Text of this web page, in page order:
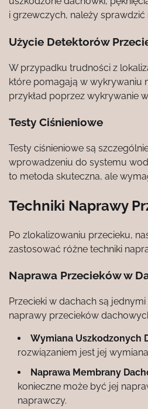
i grzewczych, należy sprawdzić
Użycie Detektorów
W przypadku trudności z
które pomagają w wykrywaniu
przykład poprzez wykrywanie
Testy Ciśnieniowe
Testy ciśnieniowe są
wprowadzeniu do systemu
to metoda skuteczna, ale
Techniki Naprawy
Po zlokalizowaniu przecieku,
zastosować różne techniki
Naprawa Przecieków w
Przecieki w dachach są
naprawy przecieków
Wymiana Uszkodzonych
rozwiązaniem jest jej
Naprawa Membrany
konieczne może być jej
naprawczy.